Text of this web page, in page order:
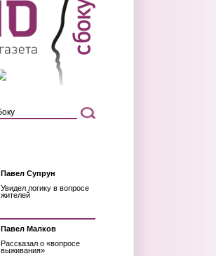
Павел Супрун
Увидел логику в вопросе
жителей
Павел Малков
Рассказал о «вопросе
выживания»